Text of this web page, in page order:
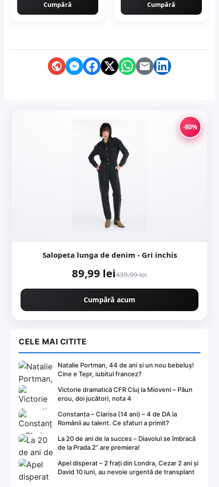
Cumpără Cumpără
-80%
Salopeta lunga de denim - Gri inchis
89,99 lei439,99 lei
Cumpără acum
CELE MAI CITITE
Natalie Portman, 44 de ani si un nou bebeluș!
Cine e Tepr, iubitul francez?
Victorie dramatică CFR Cluj la Mioveni – Păun
erou, doi jucători, nota 4
Constanța – Clarisa (14 ani) – 4 de DA la
Românii au talent. Ce sfaturi a primit?
La 20 de ani de la succes – Diavolul se îmbracă
de la Prada 2” are premiera!
Apel disperat – 2 frați din Londra, Cezar 2 ani și
David 10 luni, au nevoie urgentă de transplant